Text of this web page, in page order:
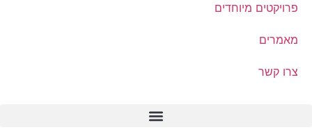
פרויקטים מיוחדים
מאמרים
צרו קשר